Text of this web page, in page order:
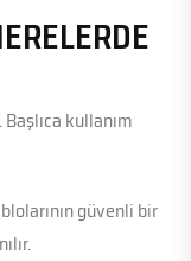
kullanım
güvenli bir